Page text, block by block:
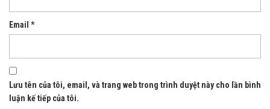
Email *
Lưu tên của tôi, email, và trang web trong trình duyệt này cho lần bình
luận kế tiếp của tôi.